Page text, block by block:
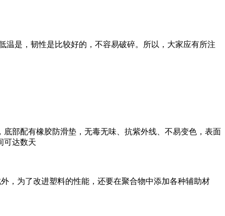
温是，韧性是比较好的，不容易破碎。所以，大家应有所注
部配有橡胶防滑垫，无毒无味、抗紫外线、不易变色，表面
可达数天
，为了改进塑料的性能，还要在聚合物中添加各种辅助材